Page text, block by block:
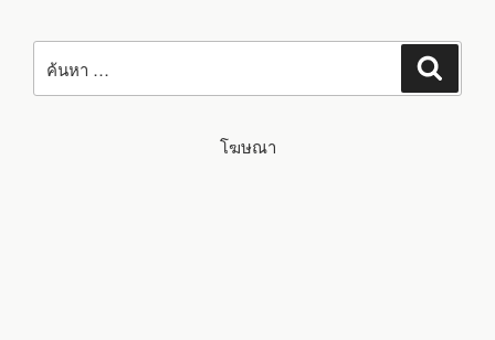
NRF
ค้นหา:
โฆษณา